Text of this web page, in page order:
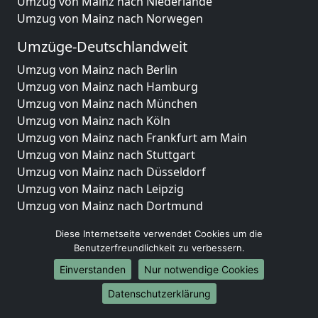
Umzug von Mainz nach Norwegen
Umzüge-Deutschlandweit
Umzug von Mainz nach Berlin
Umzug von Mainz nach Hamburg
Umzug von Mainz nach München
Umzug von Mainz nach Köln
Umzug von Mainz nach Frankfurt am Main
Umzug von Mainz nach Stuttgart
Umzug von Mainz nach Düsseldorf
Umzug von Mainz nach Leipzig
Umzug von Mainz nach Dortmund
Umzug von Mainz nach Bremen
Umzug von Mainz nach Dresden
Umzug von Mainz nach Hannover
Umzug von Mainz nach Nürnberg
Umzug von Mainz nach Duisburg
Diese Internetseite verwendet Cookies um die
Benutzerfreundlichkeit zu verbessern.
Einverstanden
Nur notwendige Cookies
Datenschutzerklärung